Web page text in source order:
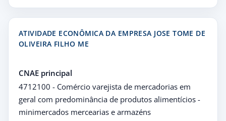
ATIVIDADE ECONÔMICA DA EMPRESA JOSE TOME DE
OLIVEIRA FILHO ME
CNAE principal
4712100 - Comércio varejista de mercadorias em
geral com predominância de produtos alimentícios -
minimercados mercearias e armazéns